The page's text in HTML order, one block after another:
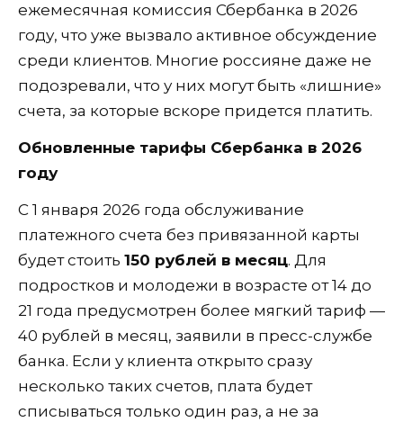
ежемесячная комиссия Сбербанка в 2026
году, что уже вызвало активное обсуждение
среди клиентов. Многие россияне даже не
подозревали, что у них могут быть «лишние»
счета, за которые вскоре придется платить.
Обновленные тарифы Сбербанка в 2026
году
С 1 января 2026 года обслуживание
платежного счета без привязанной карты
будет стоить 150 рублей в месяц. Для
подростков и молодежи в возрасте от 14 до
21 года предусмотрен более мягкий тариф —
40 рублей в месяц, заявили в пресс-службе
банка. Если у клиента открыто сразу
несколько таких счетов, плата будет
списываться только один раз, а не за